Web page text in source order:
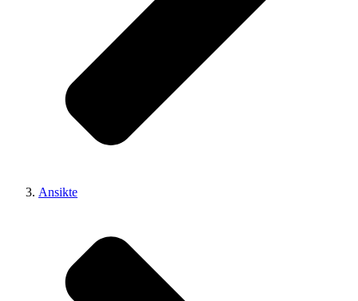
Ansikte